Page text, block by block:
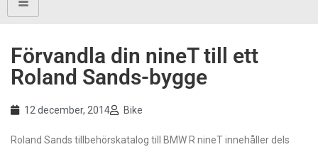
Förvandla din nineT till ett
Roland Sands-bygge
12 december, 2014 Bike
Roland Sands tillbehörskatalog till BMW R nineT innehåller dels